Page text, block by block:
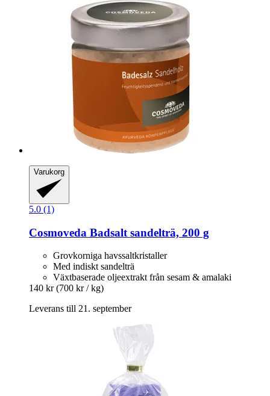
Varukorg
5.0 (1)
Cosmoveda Badsalt sandelträ, 200 g
Grovkorniga havssaltkristaller
Med indiskt sandelträ
Växtbaserade oljeextrakt från sesam & amalaki
140 kr (700 kr / kg)
Leverans till 21. september